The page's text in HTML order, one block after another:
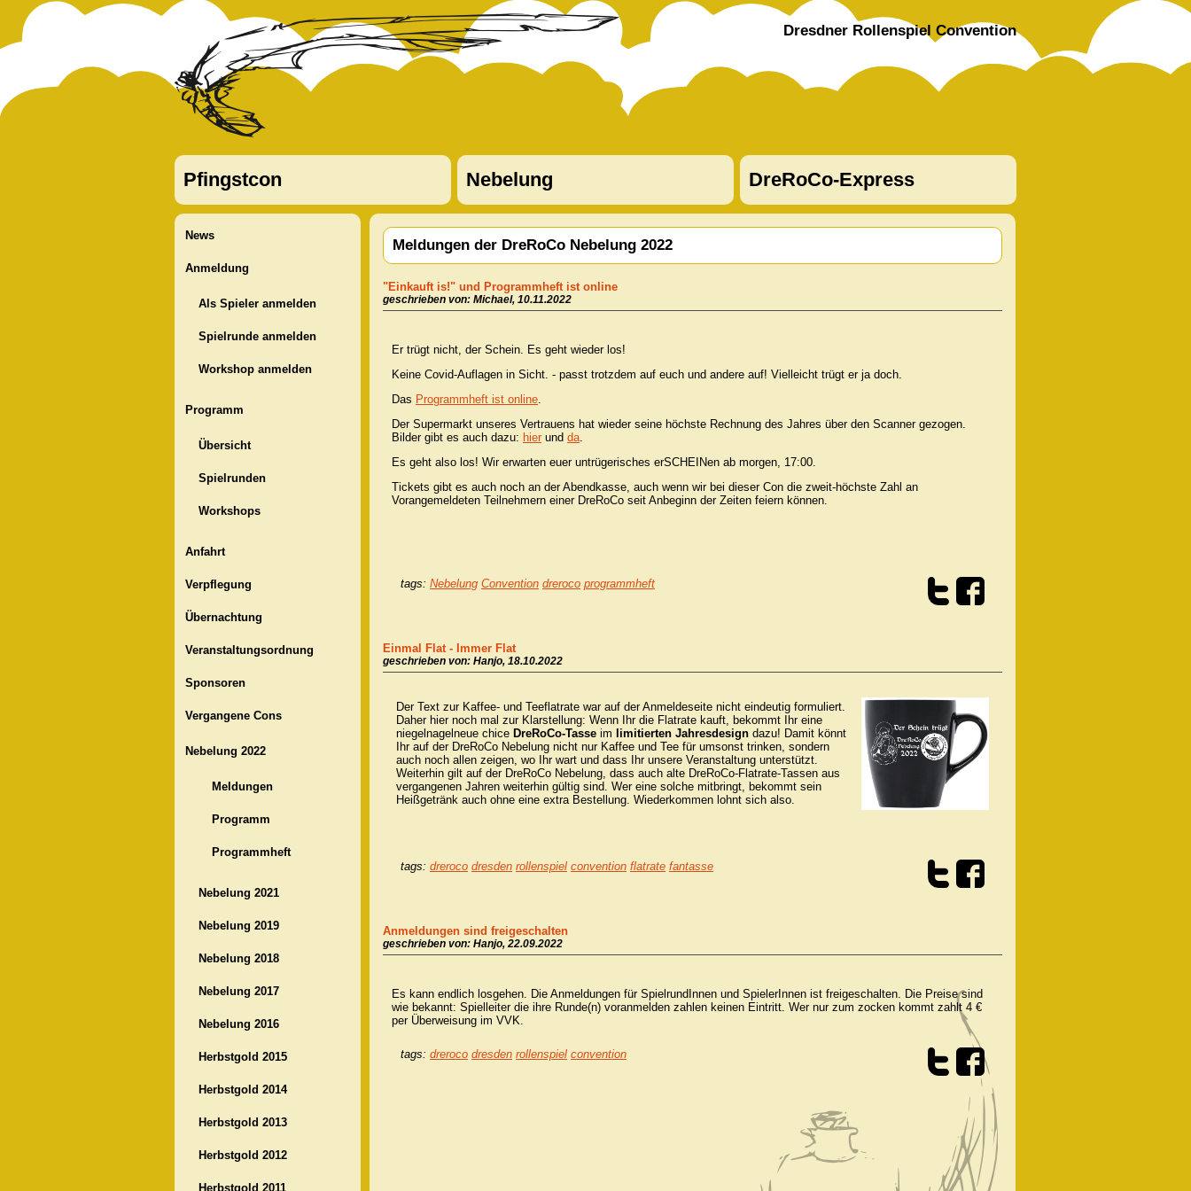
Dresdner Rollenspiel Convention
Pfingstcon Nebelung DreRoCo-Express
News
Anmeldung
Als Spieler anmelden
Spielrunde anmelden
Workshop anmelden
Programm
Übersicht
Spielrunden
Workshops
Anfahrt
Verpflegung
Übernachtung
Veranstaltungsordnung
Sponsoren
Vergangene Cons
Nebelung 2022
Meldungen
Programm
Programmheft
Nebelung 2021
Nebelung 2019
Nebelung 2018
Nebelung 2017
Nebelung 2016
Herbstgold 2015
Herbstgold 2014
Herbstgold 2013
Herbstgold 2012
Herbstgold 2011
Meldungen der DreRoCo Nebelung 2022
"Einkauft is!" und Programmheft ist online
geschrieben von: Michael, 10.11.2022
Er trügt nicht, der Schein. Es geht wieder los!
Keine Covid-Auflagen in Sicht. - passt trotzdem auf euch und andere auf! Vielleicht trügt er ja doch.
Das Programmheft ist online.
Der Supermarkt unseres Vertrauens hat wieder seine höchste Rechnung des Jahres über den Scanner gezogen.
Bilder gibt es auch dazu: hier und da.
Es geht also los! Wir erwarten euer untrügerisches erSCHEINen ab morgen, 17:00.
Tickets gibt es auch noch an der Abendkasse, auch wenn wir bei dieser Con die zweit-höchste Zahl an
Vorangemeldeten Teilnehmern einer DreRoCo seit Anbeginn der Zeiten feiern können.
tags: Nebelung Convention dreroco programmheft
Einmal Flat - Immer Flat
geschrieben von: Hanjo, 18.10.2022
Der Text zur Kaffee- und Teeflatrate war auf der Anmeldeseite nicht eindeutig formuliert.
Daher hier noch mal zur Klarstellung: Wenn Ihr die Flatrate kauft, bekommt Ihr eine
niegelnagelneue chice DreRoCo-Tasse im limitierten Jahresdesign dazu! Damit könnt
Ihr auf der DreRoCo Nebelung nicht nur Kaffee und Tee für umsonst trinken, sondern
auch noch allen zeigen, wo Ihr wart und dass Ihr unsere Veranstaltung unterstützt.
Weiterhin gilt auf der DreRoCo Nebelung, dass auch alte DreRoCo-Flatrate-Tassen aus
vergangenen Jahren weiterhin gültig sind. Wer eine solche mitbringt, bekommt sein
Heißgetränk auch ohne eine extra Bestellung. Wiederkommen lohnt sich also.
tags: dreroco dresden rollenspiel convention flatrate fantasse
Anmeldungen sind freigeschalten
geschrieben von: Hanjo, 22.09.2022
Es kann endlich losgehen. Die Anmeldungen für SpielrundInnen und SpielerInnen ist freigeschalten. Die Preise sind
wie bekannt: Spielleiter die ihre Runde(n) voranmelden zahlen keinen Eintritt. Wer nur zum zocken kommt zahlt 4 €
per Überweisung im VVK.
tags: dreroco dresden rollenspiel convention